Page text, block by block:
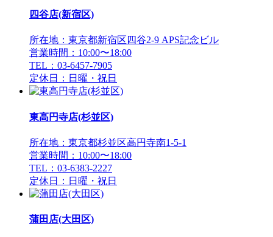
四谷店(新宿区)
所在地：東京都新宿区四谷2-9 APS記念ビル
営業時間：10:00〜18:00
TEL：03-6457-7905
定休日：日曜・祝日
東高円寺店(杉並区)
所在地：東京都杉並区高円寺南1-5-1
営業時間：10:00〜18:00
TEL：03-6383-2227
定休日：日曜・祝日
蒲田店(大田区)